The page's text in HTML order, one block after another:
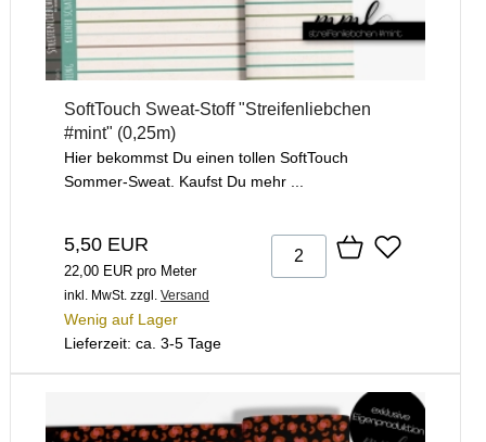
SoftTouch Sweat-Stoff "Streifenliebchen
#mint" (0,25m)
Hier bekommst Du einen tollen SoftTouch
Sommer-Sweat. Kaufst Du mehr ...
5,50 EUR
22,00 EUR pro Meter
inkl. MwSt. zzgl. Versand
Wenig auf Lager
Lieferzeit: ca. 3-5 Tage